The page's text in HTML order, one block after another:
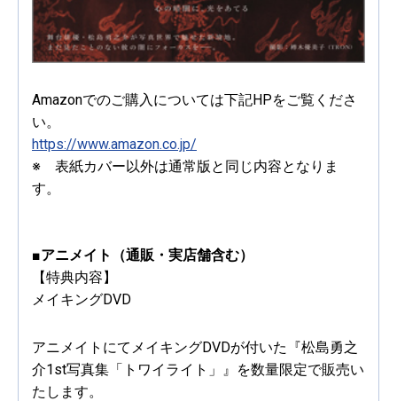
Amazonでのご購入については下記HPをご覧くださ
い。
https://www.amazon.co.jp/
※ 表紙カバー以外は通常版と同じ内容となりま
す。
■アニメイト（通販・実店舗含む）
【特典内容】
メイキングDVD
アニメイトにてメイキングDVDが付いた『松島勇之
介1st写真集「トワイライト」』を数量限定で販売い
たします。